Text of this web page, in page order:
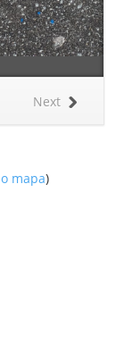
Next
mapa)